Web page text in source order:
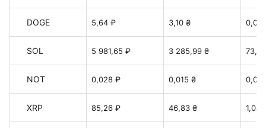
DOGE 5,64 ₽ 3,10 ₴
SOL 5 981,65 ₽ 3 285,99 ₴
NOT 0,028 ₽ 0,015 ₴
XRP 85,26 ₽ 46,83 ₴